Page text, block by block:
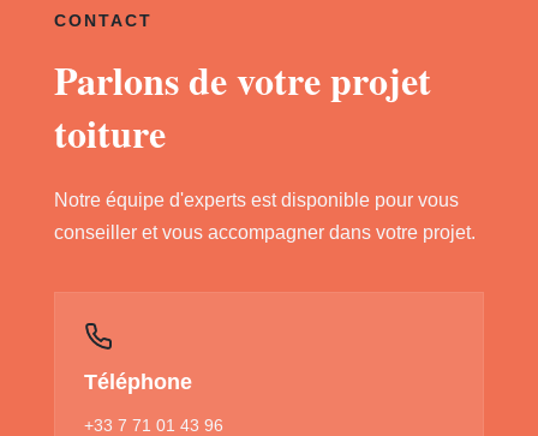
CONTACT
Parlons de votre projet
toiture
Notre équipe d'experts est disponible pour vous
conseiller et vous accompagner dans votre projet.
Téléphone
+33 7 71 01 43 96